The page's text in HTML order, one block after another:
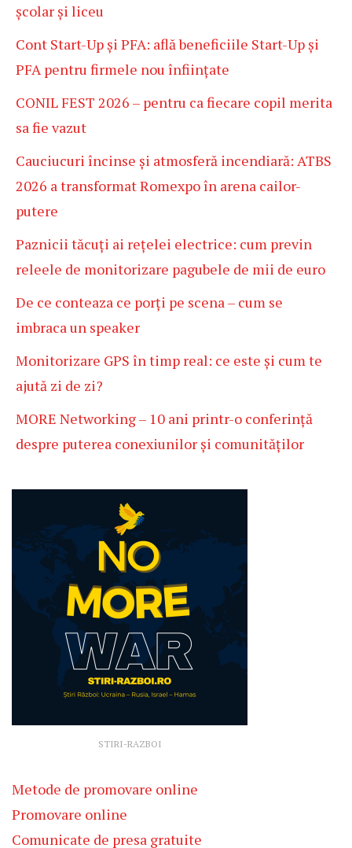
școlar și liceu
Cont Start-Up și PFA: află beneficiile Start-Up și
PFA pentru firmele nou înființate
CONIL FEST 2026 – pentru ca fiecare copil merita
sa fie vazut
Cauciucuri încinse și atmosferă incendiară: ATBS
2026 a transformat Romexpo în arena cailor-
putere
Paznicii tăcuți ai rețelei electrice: cum previn
releele de monitorizare pagubele de mii de euro
De ce conteaza ce porți pe scena – cum se
imbraca un speaker
Monitorizare GPS în timp real: ce este și cum te
ajută zi de zi?
MORE Networking – 10 ani printr-o conferință
despre puterea conexiunilor și comunităților
STIRI-RAZBOI
Metode de promovare online
Promovare online
Comunicate de presa gratuite